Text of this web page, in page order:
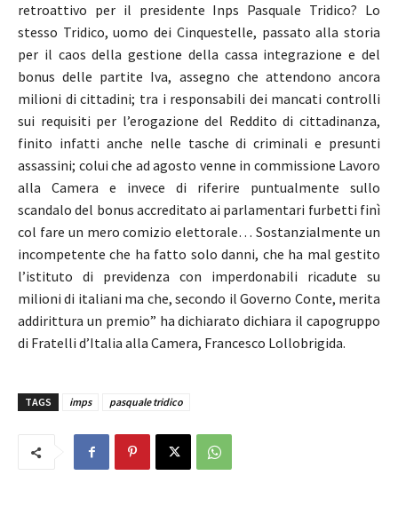
retroattivo per il presidente Inps Pasquale Tridico? Lo
stesso Tridico, uomo dei Cinquestelle, passato alla storia
per il caos della gestione della cassa integrazione e del
bonus delle partite Iva, assegno che attendono ancora
milioni di cittadini; tra i responsabili dei mancati controlli
sui requisiti per l’erogazione del Reddito di cittadinanza,
finito infatti anche nelle tasche di criminali e presunti
assassini; colui che ad agosto venne in commissione Lavoro
alla Camera e invece di riferire puntualmente sullo
scandalo del bonus accreditato ai parlamentari furbetti finì
col fare un mero comizio elettorale… Sostanzialmente un
incompetente che ha fatto solo danni, che ha mal gestito
l’istituto di previdenza con imperdonabili ricadute su
milioni di italiani ma che, secondo il Governo Conte, merita
addirittura un premio” ha dichiarato dichiara il capogruppo
di Fratelli d’Italia alla Camera, Francesco Lollobrigida.
TAGS imps pasquale tridico